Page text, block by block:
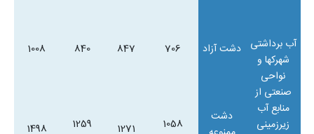
آب برداشتی
شهرکها و
نواحی
صنعتی از
منابع آب
زیرزمینی
دشت آزاد 706
847
840
1008
دشت
1058
1271
1259
1498